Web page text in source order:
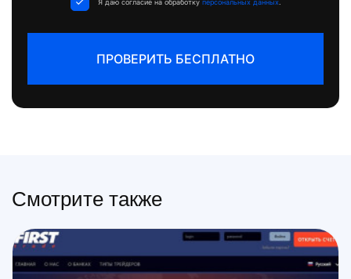
Я даю согласие на обработку персональных данных
ПРОВЕРИТЬ БЕСПЛАТНО
Смотрите также